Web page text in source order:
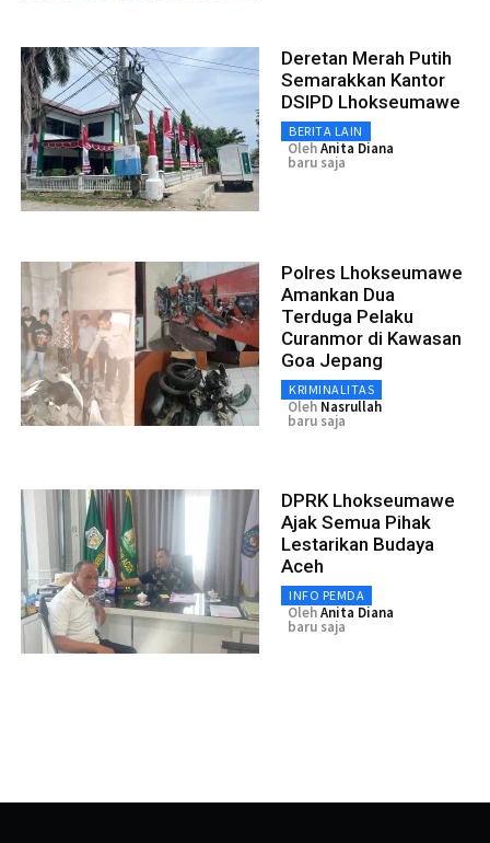
Deretan Merah Putih
Semarakkan Kantor
DSIPD Lhokseumawe
BERITA LAIN
OlehAnita Diana
baru saja
Polres Lhokseumawe
Amankan Dua
Terduga Pelaku
Curanmor di Kawasan
Goa Jepang
KRIMINALITAS
Oleh Nasrullah
baru saja
DPRK Lhokseumawe
Ajak Semua Pihak
Lestarikan Budaya
Aceh
INFO PEMDA
OlehAnita Diana
baru saja